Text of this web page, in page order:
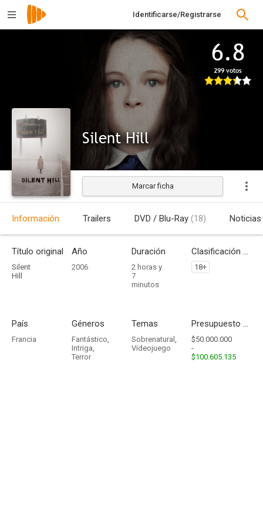
Identificarse/Registrarse
6.8
299 votos
Silent Hill
Estrenada
Marcar ficha
Información Trailers DVD / Blu-Ray (18) Noticias
Título original
Silent
Hill
Año
2006
Duración
2 horas y
7
minutos
Clasificación por edades
18+
País
Francia
Géneros
Fantástico,
Intriga,
Terror
Temas
Sobrenatural ,
Videojuego
Presupuesto - Ingresos
$50.000.000
-
$100.605.135